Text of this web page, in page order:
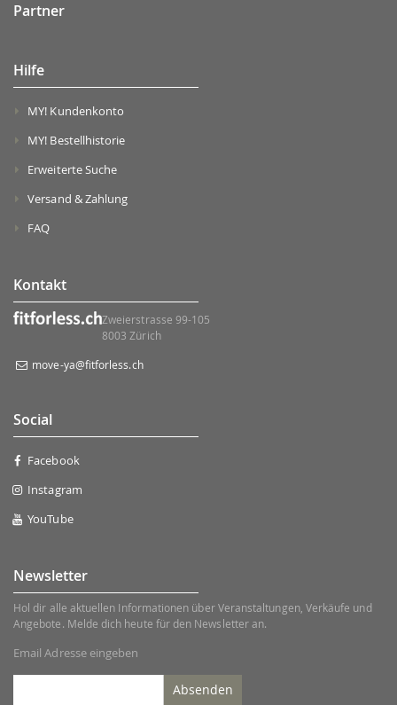
Partner
Hilfe
MY! Kundenkonto
MY! Bestellhistorie
Erweiterte Suche
Versand & Zahlung
FAQ
Kontakt
Zweierstrasse 99-105
8003 Zürich
move-ya@fitforless.ch
Social
Facebook
Instagram
YouTube
Newsletter
Hol dir alle aktuellen Informationen über Veranstaltungen, Verkäufe und
Angebote. Melde dich heute für den Newsletter an.
Email Adresse eingeben
Absenden